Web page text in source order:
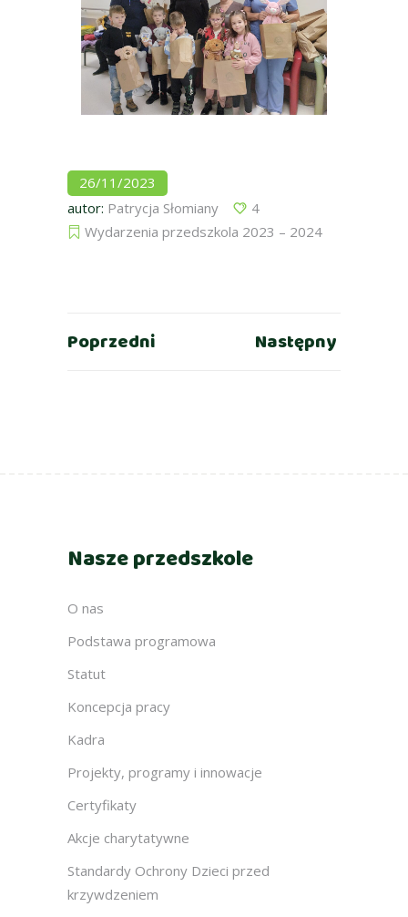
26/11/2023
autor: Patrycja Słomiany
4
Wydarzenia przedszkola 2023 – 2024
Poprzedni Następny
Nasze przedszkole
O nas
Podstawa programowa
Statut
Koncepcja pracy
Kadra
Projekty, programy i innowacje
Certyfikaty
Akcje charytatywne
Standardy Ochrony Dzieci przed
krzywdzeniem